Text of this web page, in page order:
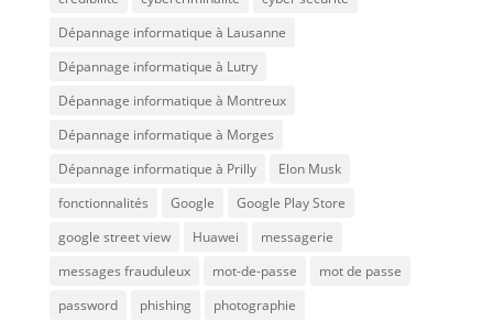
Dépannage informatique à Lausanne
Dépannage informatique à Lutry
Dépannage informatique à Montreux
Dépannage informatique à Morges
Dépannage informatique à Prilly
Elon Musk
fonctionnalités
Google
Google Play Store
google street view
Huawei
messagerie
messages frauduleux
mot-de-passe
mot de passe
password
phishing
photographie